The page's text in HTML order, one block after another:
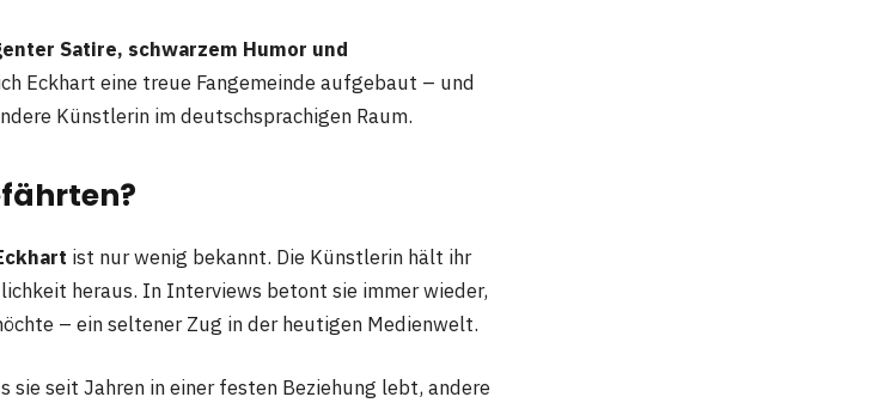
Satire, schwarzem Humor und
Eckhart eine treue Fangemeinde aufgebaut – und
Künstlerin im deutschsprachigen Raum.
ist nur wenig bekannt. Die Künstlerin hält ihr
heraus. In Interviews betont sie immer wieder,
– ein seltener Zug in der heutigen Medienwelt.
sie seit Jahren in einer festen Beziehung lebt, andere